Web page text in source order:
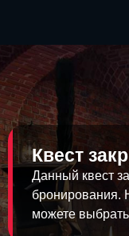
Квест
Данный квест
бронирования.
можете